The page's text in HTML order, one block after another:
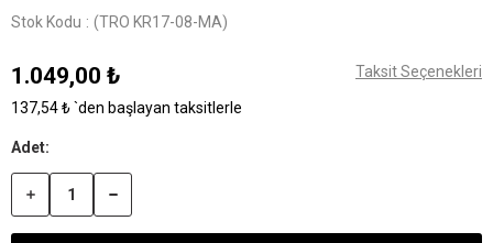
Stok Kodu (TRO KR17-08-MA)
1.049,00 ₺ Taksit Seçenekleri
137,54 ₺`den başlayan taksitlerle